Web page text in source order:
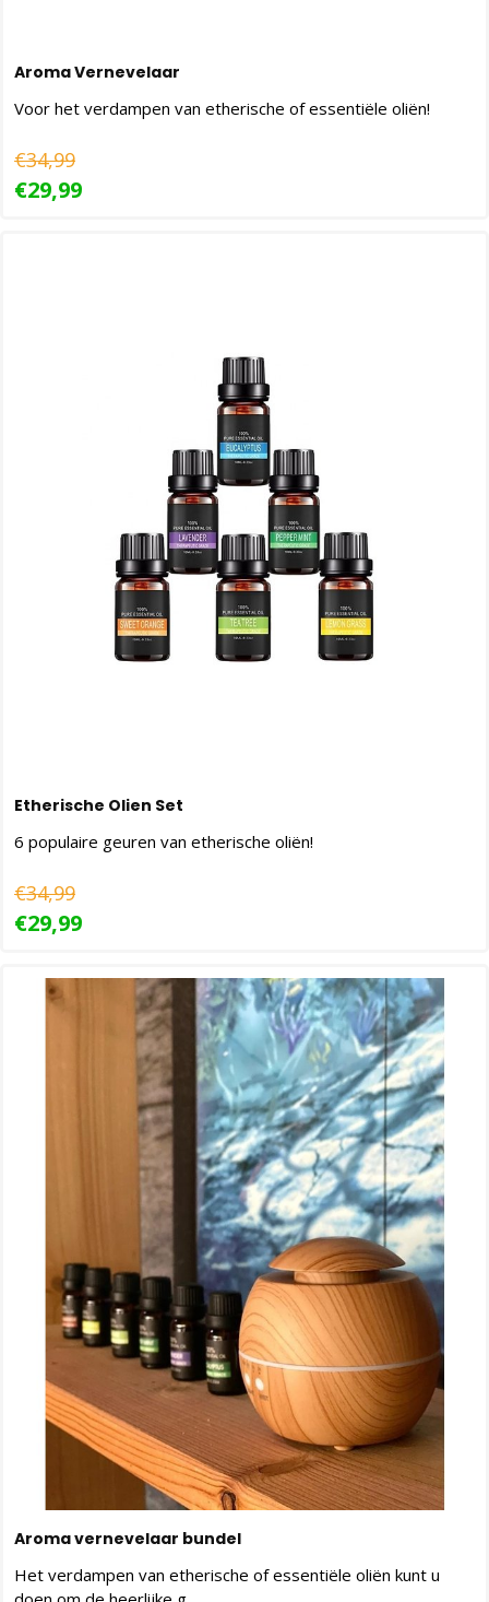
Aroma Vernevelaar
Voor het verdampen van etherische of essentiële oliën!
€34,99
€29,99
Etherische Olien Set
6 populaire geuren van etherische oliën!
€34,99
€29,99
Aroma vernevelaar bundel
Het verdampen van etherische of essentiële oliën kunt u